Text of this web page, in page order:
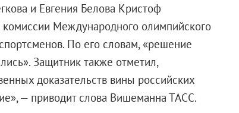
и Евгения Белова Кристоф
Международного олимпийского
По его словам, «решение
Защитник также отметил,
доказательств вины российских
— приводит слова Вишеманна ТАСС.